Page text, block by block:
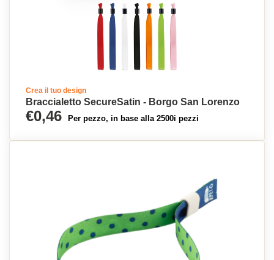
Crea il tuo design
Braccialetto SecureSatin - Borgo San Lorenzo
€0,46 Per pezzo, in base alla 2500i pezzi